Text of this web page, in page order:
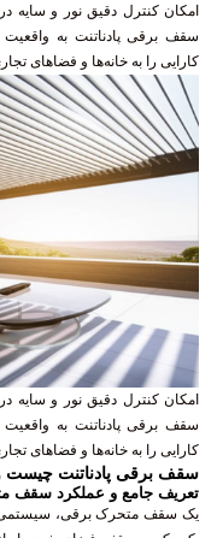
امکان کنترل دقیق نور و سایه
سقف برقی پادناتنت به
کارایی را به خانه‌ها و فضاهای
امکان کنترل دقیق نور و سایه
سقف برقی پادناتنت به
کارایی را به خانه‌ها و فضاهای
سقف برقی پادناتنت چیست
تعریف جامع و عملکرد سقف
یک سقف متحرک برقی، سیستمی
یک دکمه، سقف فضای خود را باز
الکتریکی قدرتمند و ریموت
شونده پادناتنت، با طراحی